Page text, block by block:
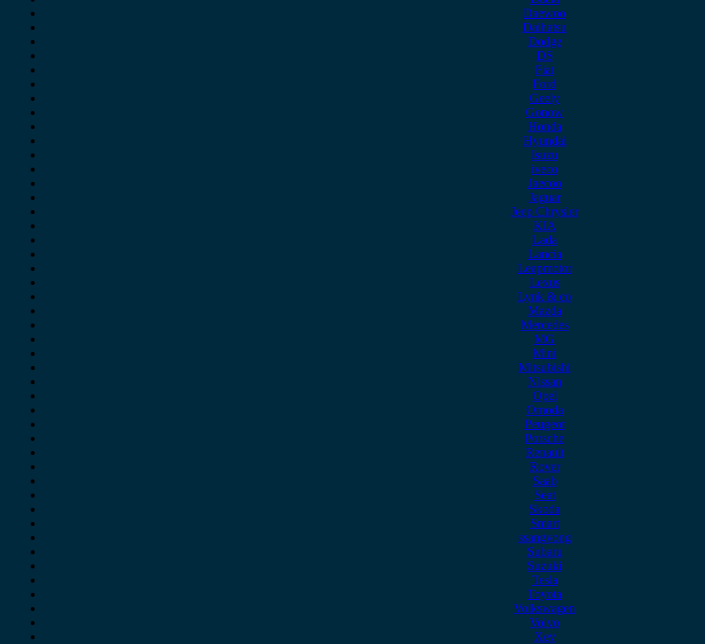
Daewoo
Daihatsu
Dodge
DS
Fiat
Ford
Geely
Gonow
Honda
Hyundai
Isuzu
iveco
Jaecoo
Jaguar
Jeep Chrysler
KIA
Lada
Lancia
Leapmotor
Lexus
Lynk & co
Mazda
Mercedes
MG
Mini
Mitsubishi
Nissan
Opel
Omoda
Peugeot
Porsche
Renault
Rover
Saab
Seat
Skoda
Smart
ssangyong
Subaru
Suzuki
Tesla
Toyota
Volkswagen
Volvo
Xev